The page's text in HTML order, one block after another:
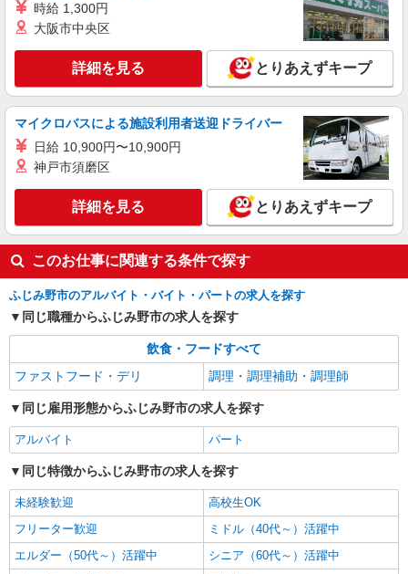
時給1,200円〜 ※高校生：時給1,200円 ※経
験・能力による ※ガソリン代も支給（一定距離以
上の方） ※土日祝日は時給＋100円（高校生は＋
います。
埼玉県ふじみ野市上福岡5-9-17
詳細を見る
アルバイト パート
大穀ケータリング事業部
調理補助、盛付け
平日/時給1,150円 日祝/時給1,250円 昇給あり
成長や頑張りで昇給実績ございます
埼玉県富士見市羽沢２-１２-２０ 大穀ケータリ
ング事業部
キープ
時給 1,300円
大阪市中央区
詳細を見る とりあえずキープ
マイクロバスによる施設利用者送迎ドライバー
日給 10,900円〜10,900円
神戸市須磨区
詳細を見る とりあえずキープ
このお仕事に関連する条件で探す
ふじみ野市のアルバイト・バイト・パートの求人を探す
同じ職種からふじみ野市の求人を探す
飲食・フードすべて
ファストフード・デリ
調理・調理補助・調理師
同じ雇用形態からふじみ野市の求人を探す
アルバイト パート
同じ特徴からふじみ野市の求人を探す
未経験歓迎
高校生OK
フリーター歓迎
ミドル（40代～）活躍中
エルダー（50代～）活躍中
シニア（60代～）活躍中